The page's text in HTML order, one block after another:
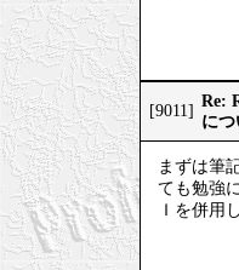
[9011]
Re:
につ
まずは筆
ても勉強
Ｉを併用